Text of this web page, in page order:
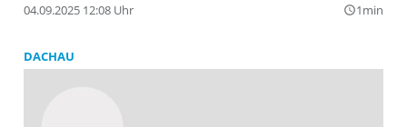
04.09.2025 12:08 Uhr query_builder1min
DACHAU